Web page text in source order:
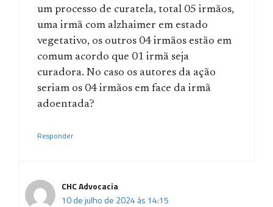
um processo de curatela, total 05 irmãos,
uma irmã com alzhaimer em estado
vegetativo, os outros 04 irmãos estão em
comum acordo que 01 irmã seja
curadora. No caso os autores da ação
seriam os 04 irmãos em face da irmã
adoentada?
Responder
CHC Advocacia
10 de julho de 2024 às 14:15